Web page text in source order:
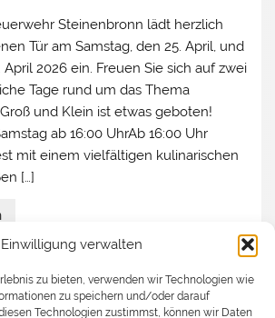
Einwilligung verwalten
zu bieten, verwenden wir Technologien wie
zu speichern und/oder darauf
Technologien zustimmst, können wir Daten
Steinenbronn lädt herzlich
Tür am Samstag, den 25. April, und
2026 ein. Freuen Sie sich auf zwei
Tage rund um das Thema
und Klein ist etwas geboten!
ab 16:00 UhrAb 16:00 Uhr
mit einem vielfältigen kulinarischen
[…]
2026
Stefan Turata